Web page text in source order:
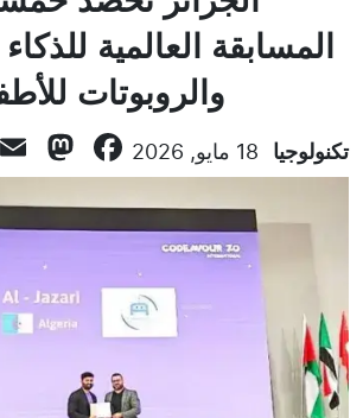
المسابقة العالمية
والروبوتات
تكنولوجيا 18 مايو, 2026